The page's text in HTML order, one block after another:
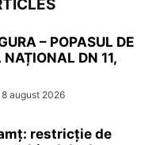
– POPASUL DE
NAȚIONAL DN 11,
8 august 2026
restricție de